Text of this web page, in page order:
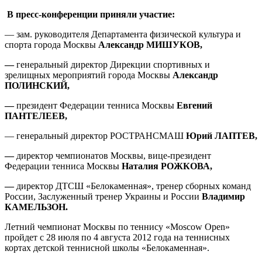
В пресс-конференции приняли участие:
— зам. руководителя Департамента физической культура и
спорта города Москвы Александр МИШУКОВ,
—генеральный директор Дирекции спортивных и
зрелищных мероприятий города Москвы Александр
ПОЛИНСКИЙ,
—президент Федерации тенниса Москвы Евгений
ПАНТЕЛЕЕВ,
— генеральный директор РОСТРАНСМАШ Юрий ЛАПТЕВ,
—директор чемпионатов Москвы, вице-президент
Федерации тенниса Москвы Наталия РОЖКОВА,
— директор ДТСШ «Белокаменная», тренер сборных команд
России, Заслуженный тренер Украины и России Владимир
КАМЕЛЬЗОН.
Летний чемпионат Москвы по теннису «Moscow Open»
пройдет с 28 июля по 4 августа 2012 года на теннисных
кортах детской теннисной школы «Белокаменная».